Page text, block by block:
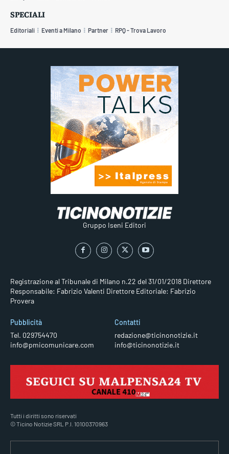
SPECIALI
Editoriali Eventi a Milano Partner RPQ - Trova Lavoro
Gruppo Iseni Editori
Registrazione al Tribunale di Milano n.22 del 31/01/2018 Direttore
Responsabile: Fabrizio Valenti Direttore Editoriale: Fabrizio
Provera
Pubblicità
Tel. 029754470
info@pmicomunicare.com
Contatti
redazione@ticinonotizie.it
info@ticinonotizie.it
Tutti i diritti sono riservati
© Ticino Notizie SRL P.I. 10100370963